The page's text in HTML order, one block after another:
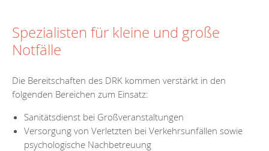
Spezialisten für kleine und große
Notfälle
Die Bereitschaften des DRK kommen verstärkt in den
folgenden Bereichen zum Einsatz:
Sanitätsdienst bei Großveranstaltungen
Versorgung von Verletzten bei Verkehrsunfällen sowie
psychologische Nachbetreuung